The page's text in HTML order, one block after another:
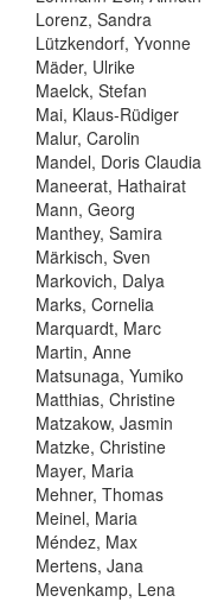
Lorenz, Sandra
Lützkendorf, Yvonne
Mäder, Ulrike
Maelck, Stefan
Mai, Klaus-Rüdiger
Malur, Carolin
Mandel, Doris Claudia
Maneerat, Hathairat
Mann, Georg
Manthey, Samira
Märkisch, Sven
Markovich, Dalya
Marks, Cornelia
Marquardt, Marc
Martin, Anne
Matsunaga, Yumiko
Matthias, Christine
Matzakow, Jasmin
Matzke, Christine
Mayer, Maria
Mehner, Thomas
Meinel, Maria
Méndez, Max
Mertens, Jana
Mevenkamp, Lena